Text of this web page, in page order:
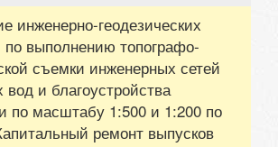
инженерно-геодезических
по выполнению топографо-
съемки инженерных сетей
и благоустройства
по масштабу 1:500 и 1:200 по
ремонт выпусков